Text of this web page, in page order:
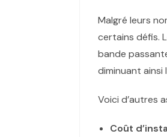
Malgré leurs
certains défis.
bande
diminuant ainsi
Voici d’autres
Coût